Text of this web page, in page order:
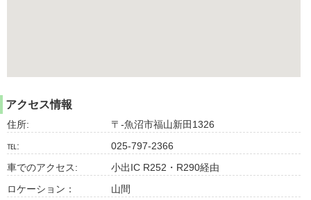
アクセス情報
住所:
〒-魚沼市福山新田1326
℡:
025-797-2366
車でのアクセス:
小出IC R252・R290経由
ロケーション：
山間